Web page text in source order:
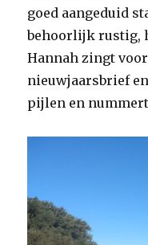
goed aangeduid
behoorlijk rustig,
Hannah zingt
nieuwjaarsbrief
pijlen en